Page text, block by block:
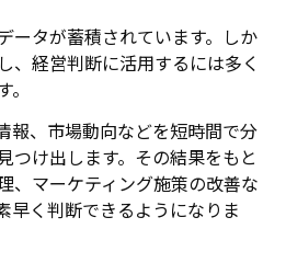
ータが蓄積されています。しか
、経営判断に活用するには多く
報、市場動向などを短時間で分
つけ出します。その結果をもと
、マーケティング施策の改善な
早く判断できるようになりま